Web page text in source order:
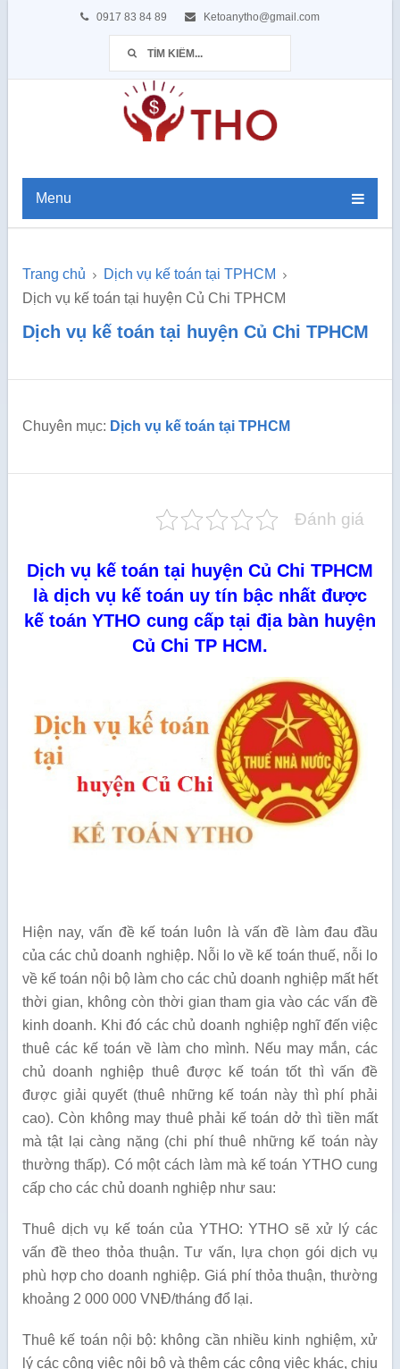
0917 83 84 89 Ketoanytho@gmail.com
Menu
Trang chủ
Dịch vụ kế toán tại TPHCM
Dịch vụ kế toán tại huyện Củ Chi TPHCM
Dịch vụ kế toán tại huyện Củ Chi TPHCM
Chuyên mục: Dịch vụ kế toán tại TPHCM
Đánh giá
Dịch vụ kế toán tại huyện Củ Chi TPHCM
là dịch vụ kế toán uy tín bậc nhất được
kế toán YTHO cung cấp tại địa bàn huyện
Củ Chi TP HCM.
Hiện nay, vấn đề kế toán luôn là vấn đề làm đau đầu
của các chủ doanh nghiệp. Nỗi lo về kế toán thuế, nỗi lo
về kế toán nội bộ làm cho các chủ doanh nghiệp mất hết
thời gian, không còn thời gian tham gia vào các vấn đề
kinh doanh. Khi đó các chủ doanh nghiệp nghĩ đến việc
thuê các kế toán về làm cho mình. Nếu may mắn, các
chủ doanh nghiệp thuê được kế toán tốt thì vấn đề
được giải quyết (thuê những kế toán này thì phí phải
cao). Còn không may thuê phải kế toán dở thì tiền mất
mà tật lại càng nặng (chi phí thuê những kế toán này
thường thấp). Có một cách làm mà kế toán YTHO cung
cấp cho các chủ doanh nghiệp như sau:
Thuê dịch vụ kế toán của YTHO: YTHO sẽ xử lý các
vấn đề theo thỏa thuận. Tư vấn, lựa chọn gói dịch vụ
phù hợp cho doanh nghiệp. Giá phí thỏa thuận, thường
khoảng 2 000 000 VNĐ/tháng đổ lại.
Thuê kế toán nội bộ: không cần nhiều kinh nghiệm, xử
lý các công việc nội bộ và thêm các công việc khác, chịu